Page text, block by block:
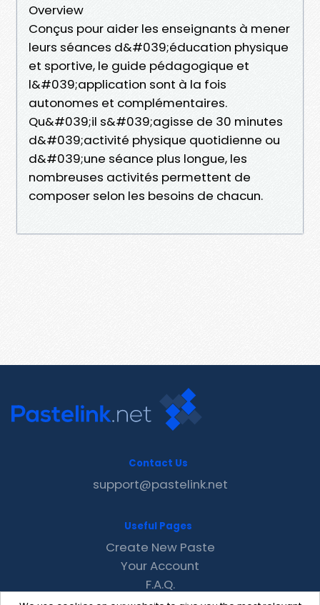
Overview
Conçus pour aider les enseignants à mener
leurs séances d&#039;éducation physique
et sportive, le guide pédagogique et
l&#039;application sont à la fois
autonomes et complémentaires.
Qu&#039;il s&#039;agisse de 30 minutes
d&#039;activité physique quotidienne ou
d&#039;une séance plus longue, les
nombreuses activités permettent de
composer selon les besoins de chacun.
Contact Us
support@pastelink.net
Useful Pages
Create New Paste
Your Account
F.A.Q.